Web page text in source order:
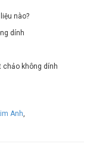
nào?
dính
chảo không dính
Anh,